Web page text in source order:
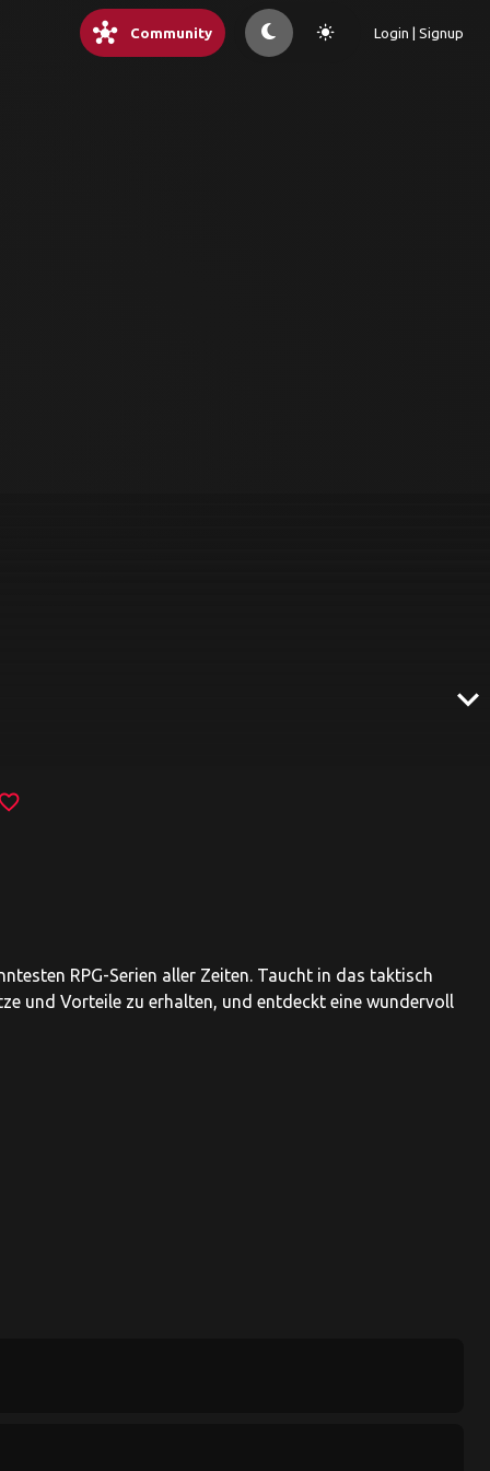
hub Community light_mode Login | Signup
expand_more
favorite_border
RPG-Serien aller Zeiten. Taucht in das taktisch
und Vorteile zu erhalten, und entdeckt eine wundervoll